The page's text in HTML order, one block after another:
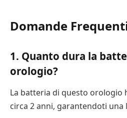
Domande
1. Quanto dura la
orologio?
La batteria di questo orologio
circa 2 anni, garantendoti